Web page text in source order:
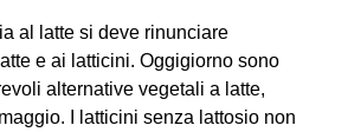
al latte si deve rinunciare
e ai latticini. Oggigiorno sono
alternative vegetali a latte,
I latticini senza lattosio non